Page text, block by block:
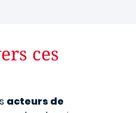
ces
acteurs de